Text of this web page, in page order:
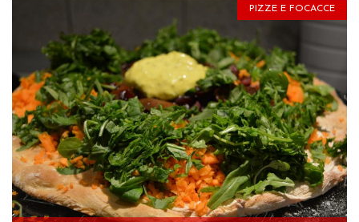
PIZZE E FOCACCE